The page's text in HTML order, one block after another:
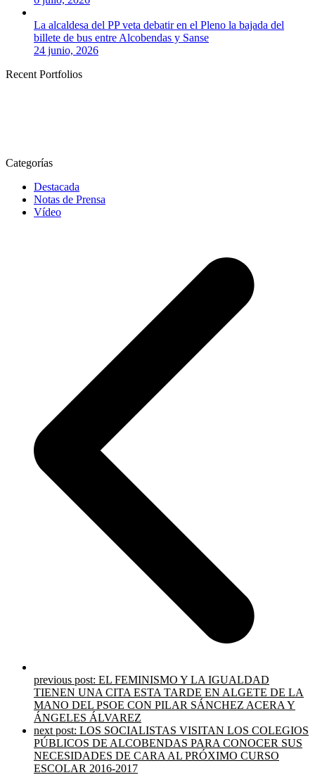
La alcaldesa del PP veta debatir en el Pleno la bajada del
billete de bus entre Alcobendas y Sanse
24 junio, 2026
Recent Portfolios
Categorías
Destacada
Notas de Prensa
Vídeo
previous post: EL FEMINISMO Y LA IGUALDAD
TIENEN UNA CITA ESTA TARDE EN ALGETE DE LA
MANO DEL PSOE CON PILAR SÁNCHEZ ACERA Y
ÁNGELES ÁLVAREZ
next post: LOS SOCIALISTAS VISITAN LOS COLEGIOS
PÚBLICOS DE ALCOBENDAS PARA CONOCER SUS
NECESIDADES DE CARA AL PRÓXIMO CURSO
ESCOLAR 2016-2017